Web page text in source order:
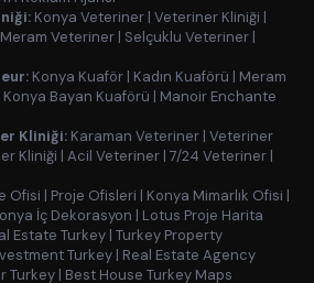
Konya Veteriner | Veteriner Kliniği |
Meram Veteriner | Selçuklu Veteriner |
Konya Kuaför | Kadın Kuaförü | Meram
Konya Bayan Kuaförü | Manoir Enchante
Kliniği: Karaman Veteriner | Veteriner
Kliniği | Acil Veteriner | 7/24 Veteriner |
Ofisi | Proje Ofisleri | Konya Mimarlık Ofisi |
İç Dekorasyon | Lotus Proje Harita
Estate Turkey | Turkey Property
Turkey | Real Estate Agency
Turkey | Best House Turkey Maps